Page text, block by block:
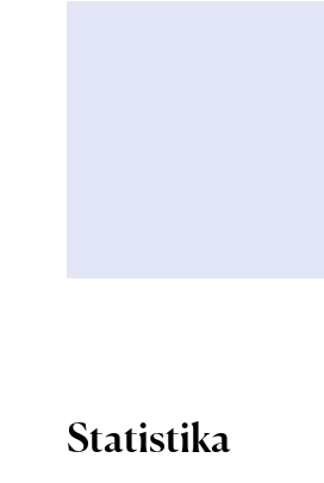
Statistika